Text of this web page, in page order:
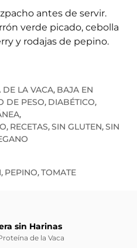
antes de servir.
verde picado, cebolla
y rodajas de pepino.
DE LA VACA, BAJA EN
DE PESO, DIABÉTICO,
,
, RECETAS,SIN GLUTEN,SIN
, PEPINO,TOMATE
sin Harinas
de la Vaca